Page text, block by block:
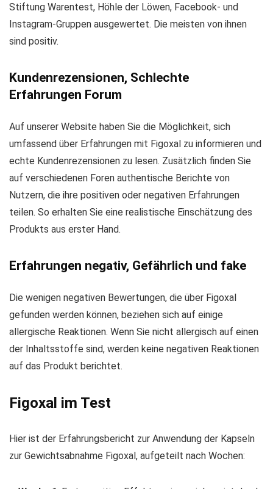
Stiftung Warentest, Höhle der Löwen, Facebook- und
Instagram-Gruppen ausgewertet. Die meisten von ihnen
sind positiv.
Kundenrezensionen, Schlechte
Erfahrungen Forum
Auf unserer Website haben Sie die Möglichkeit, sich
umfassend über Erfahrungen mit Figoxal zu informieren und
echte Kundenrezensionen zu lesen. Zusätzlich finden Sie
auf verschiedenen Foren authentische Berichte von
Nutzern, die ihre positiven oder negativen Erfahrungen
teilen. So erhalten Sie eine realistische Einschätzung des
Produkts aus erster Hand.
Erfahrungen negativ, Gefährlich und fake
Die wenigen negativen Bewertungen, die über Figoxal
gefunden werden können, beziehen sich auf einige
allergische Reaktionen. Wenn Sie nicht allergisch auf einen
der Inhaltsstoffe sind, werden keine negativen Reaktionen
auf das Produkt berichtet.
Figoxal im Test
Hier ist der Erfahrungsbericht zur Anwendung der Kapseln
zur Gewichtsabnahme Figoxal, aufgeteilt nach Wochen: